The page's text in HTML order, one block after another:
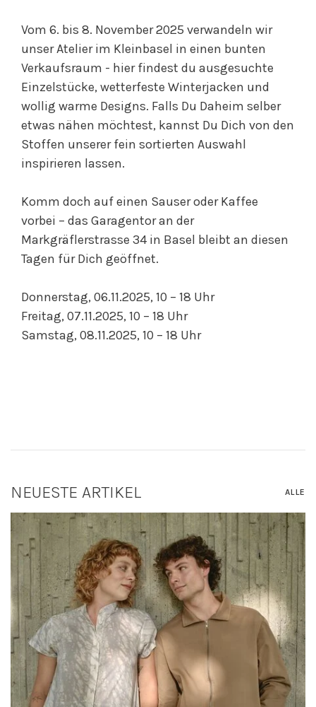
Vom 6. bis 8. November 2025 verwandeln wir
unser Atelier im Kleinbasel in einen bunten
Verkaufsraum - hier findest du ausgesuchte
Einzelstücke, wetterfeste Winterjacken und
wollig warme Designs. Falls Du Daheim selber
etwas nähen möchtest, kannst Du Dich von den
Stoffen unserer fein sortierten Auswahl
inspirieren lassen.
Komm doch auf einen Sauser oder Kaffee
vorbei – das Garagentor an der
Markgräflerstrasse 34 in Basel bleibt an diesen
Tagen für Dich geöffnet.
Donnerstag, 06.11.2025, 10 – 18 Uhr
Freitag, 07.11.2025, 10 – 18 Uhr
Samstag, 08.11.2025, 10 – 18 Uhr
NEUESTE ARTIKEL ALLE